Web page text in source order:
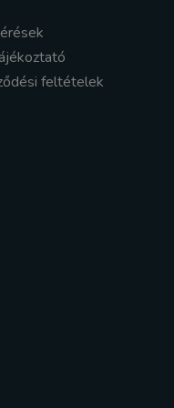
feltételek